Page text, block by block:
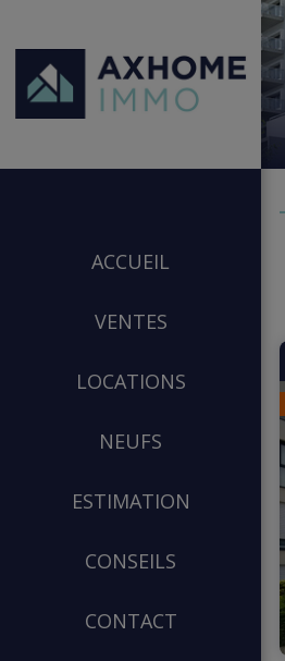
ACCUEIL
VENTES
LOCATIONS
NEUFS
ESTIMATION
CONSEILS
CONTACT